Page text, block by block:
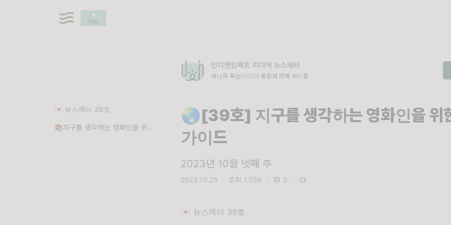
💌 뉴스레터 39호
📚지구를 생각하는 영화인을 위한 가이드
인디앤임팩트 미디어 뉴스레터
국내외 독립미디어 동향과 의제 브리핑
🌏[39호] 지구를 생각하는 영화인을 위
가이드
2023년 10월 넷째 주
2023.10.25 조회 1.55K 0
💌 뉴스레터 39호